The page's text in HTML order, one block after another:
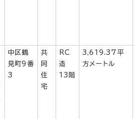
中区鶴
見町9番
3
共
同
住
宅
RC
造
13階
3,619.37平
方メートル